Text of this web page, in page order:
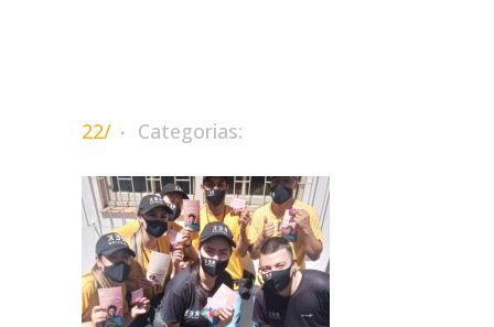
22/ Categorias: